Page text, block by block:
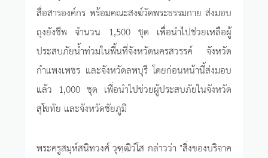
สื่อสารองค์กร พร้อมคณะสงฆ์วัดพระธรรมกาย ส่งมอบ
ถุงยังชีพ จำนวน 1,500 ชุด เพื่อนำไปช่วยเหลือผู้
ประสบภัยน้ำท่วมในพื้นที่จังหวัดนครสวรรค์ จังหวัด
กำแพงเพชร และจังหวัดลพบุรี โดยก่อนหน้านี้ส่งมอบ
แล้ว 1,000 ชุด เพื่อนำไปช่วยผู้ประสบภัยในจังหวัด
สุโขทัย และจังหวัดชัยภูมิ
พระครูสมุห์สนิทวงศ์ วุฑฺฒิวํโส กล่าวว่า "สิ่งของบริจาค